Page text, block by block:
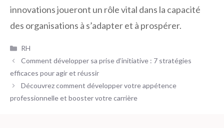
innovations joueront un rôle vital dans la capacité
des organisations à s’adapter et à prospérer.
Catégories
RH
Comment développer sa prise d’initiative : 7 stratégies
efficaces pour agir et réussir
Découvrez comment développer votre appétence
professionnelle et booster votre carrière